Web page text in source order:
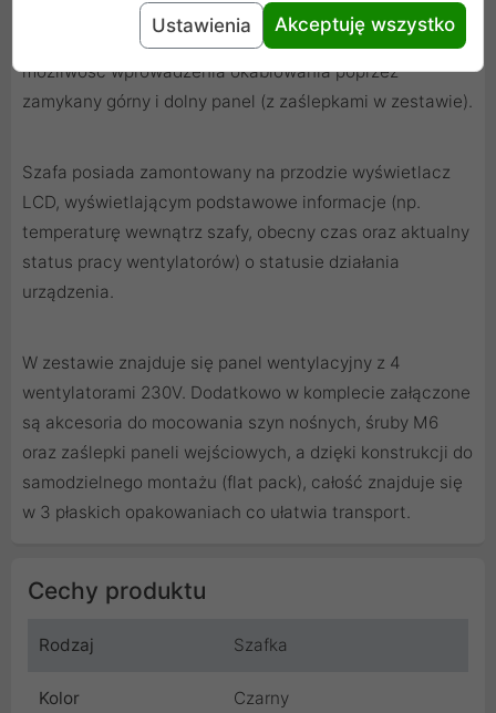
zdejmowane boczne panele (z zamkami w zestawie) i
tylne solidne stalowe drzwi z zamkiem. Istnieje
możliwość wprowadzenia okablowania poprzez
zamykany górny i dolny panel (z zaślepkami w zestawie).
Szafa posiada zamontowany na przodzie wyświetlacz
LCD, wyświetlającym podstawowe informacje (np.
temperaturę wewnątrz szafy, obecny czas oraz aktualny
status pracy wentylatorów) o statusie działania
urządzenia.
W zestawie znajduje się panel wentylacyjny z 4
wentylatorami 230V. Dodatkowo w komplecie załączone
są akcesoria do mocowania szyn nośnych, śruby M6
oraz zaślepki paneli wejściowych, a dzięki konstrukcji do
samodzielnego montażu (flat pack), całość znajduje się
w 3 płaskich opakowaniach co ułatwia transport.
Cechy produktu
Rodzaj Szafka
Kolor Czarny
Ustawienia Akceptuję wszystko